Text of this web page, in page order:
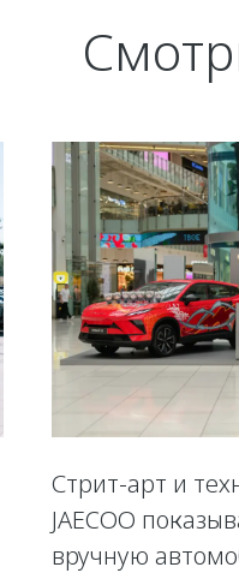
Стрит-арт и
JAECOO
вручную